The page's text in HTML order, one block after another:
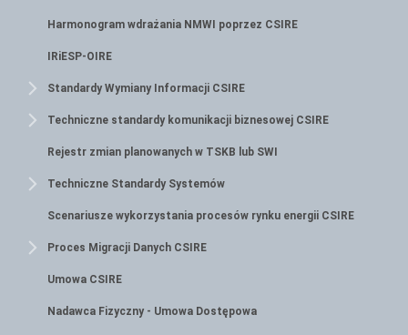
Harmonogram wdrażania NMWI poprzez CSIRE
IRiESP-OIRE
Standardy Wymiany Informacji CSIRE
Techniczne standardy komunikacji biznesowej CSIRE
Rejestr zmian planowanych w TSKB lub SWI
Techniczne Standardy Systemów
Scenariusze wykorzystania procesów rynku energii CSIRE
Proces Migracji Danych CSIRE
Umowa CSIRE
Nadawca Fizyczny - Umowa Dostępowa